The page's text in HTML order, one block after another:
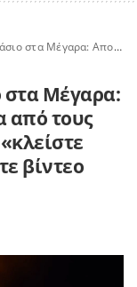
– Μήνυμα του 112 «κλείστε πόρτες και παράθυρα», δείτε βίντεο
στα Μέγαρα:
από τους
βίντεο